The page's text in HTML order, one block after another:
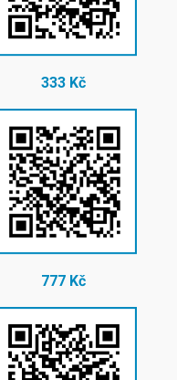
333 Kč
777 Kč